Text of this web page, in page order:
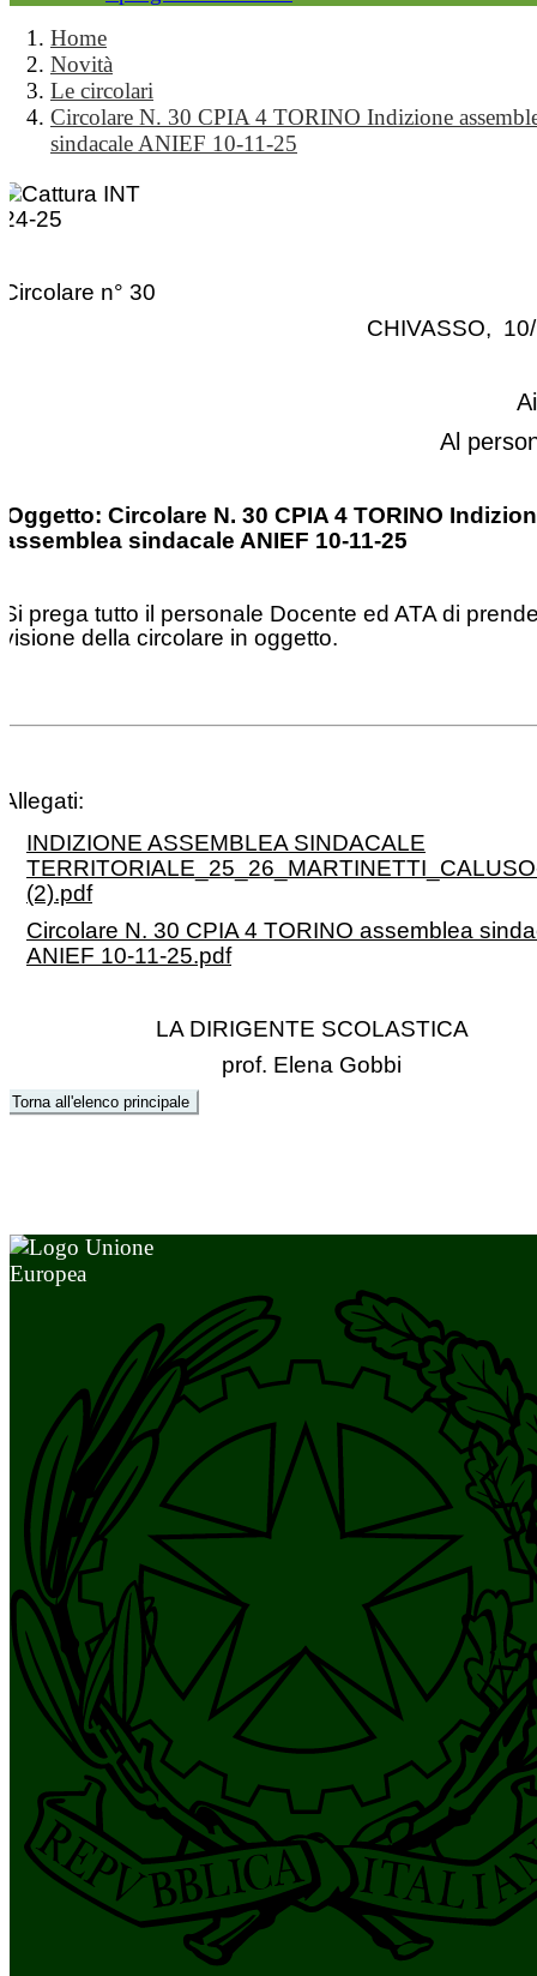
Home
Novità
Le circolari
Circolare N. 30 CPIA 4 TORINO Indizione
sindacale ANIEF 10-11-25
Circolare n° 30
CHIVASSO,
Al
Oggetto: Circolare N. 30 CPIA 4 TORINO
assemblea sindacale ANIEF 10-11-25
Si prega tutto il personale Docente ed ATA di
visione della circolare in oggetto.
Allegati:
INDIZIONE ASSEMBLEA SINDACALE
(2).pdf
Circolare N. 30 CPIA 4 TORINO assemblea
ANIEF 10-11-25.pdf
LA DIRIGENTE SCOLASTICA
prof. Elena Gobbi
Torna all'elenco principale